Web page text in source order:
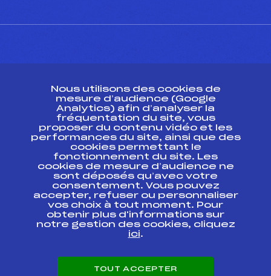
ESPACE PRESSE
Ressources
Pass’Neige
Projet sportif fédéral
Projet de performance fédéral
Antidopage
Pôle Développement, Formation, Suivi
Scientifique
Listes ministérielles
Pôle vie de l’athlète
Nous utilisons des cookies de
mesure d’audience (Google
Analytics) afin d’analyser la
fréquentation du site, vous
proposer du contenu vidéo et les
performances du site, ainsi que des
cookies permettant le
fonctionnement du site. Les
cookies de mesure d’audience ne
sont déposés qu’avec votre
consentement. Vous pouvez
accepter, refuser ou personnaliser
vos choix à tout moment. Pour
obtenir plus d'informations sur
notre gestion des cookies, cliquez
ici.
TOUT ACCEPTER